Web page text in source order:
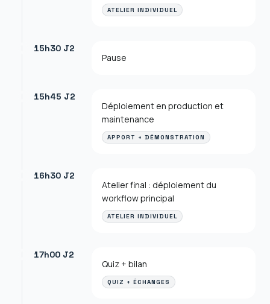
ATELIER INDIVIDUEL
15h30 J2
Pause
15h45 J2
Déploiement en production et
maintenance
APPORT + DÉMONSTRATION
16h30 J2
Atelier final : déploiement du
workflow principal
ATELIER INDIVIDUEL
17h00 J2
Quiz + bilan
QUIZ + ÉCHANGES